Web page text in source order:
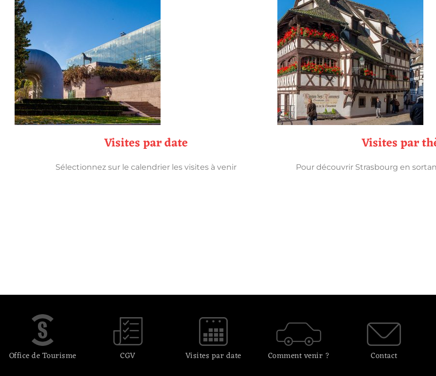
Visites par date
Sélectionnez sur le calendrier les visites à venir
Visites par
Pour découvrir Strasbourg en
Office de Tourisme CGV Visites par date Comment venir ? Contact